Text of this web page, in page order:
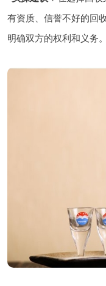
有资质、信誉不好的回
明确双方的权利和义务。